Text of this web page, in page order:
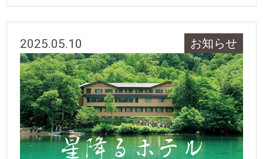
2025.05.10 お知らせ